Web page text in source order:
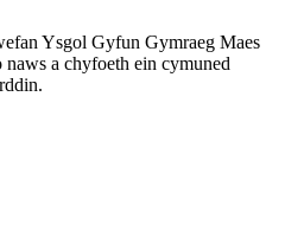
Ysgol Gyfun Gymraeg Maes
a chyfoeth ein cymuned